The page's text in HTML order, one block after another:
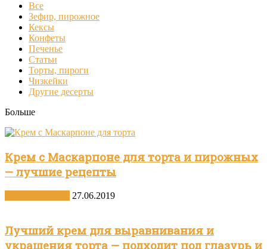
Все
Зефир, пирожное
Кексы
Конфеты
Печенье
Статьи
Торты, пироги
Чизкейки
Другие десерты
Больше
Крем с Маскарпоне для торта и пирожных
— лучшие рецепты
27.06.2019
Лучший крем для выравнивания и
украшения торта — подходит под глазурь и